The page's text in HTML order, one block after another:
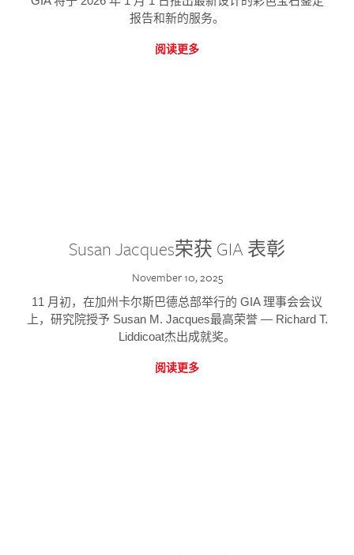
报告和新的服务。
阅读更多
Susan Jacques荣获 GIA 表彰
November 10, 2025
11 月初，在加州卡尔斯巴德总部举行的 GIA 理事会会议
上，研究院授予 Susan M. Jacques最高荣誉 — Richard T.
Liddicoat杰出成就奖。
阅读更多